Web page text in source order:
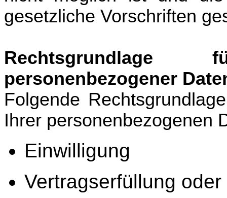
gesetzliche Vorschriften
personenbezogener
Folgende
Ihrer personenbezogenen
Einwilligung
Vertragserfüllung